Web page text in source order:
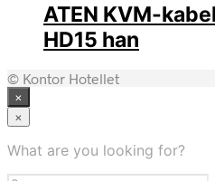
ATEN KVM-
HD15 han
© Kontor Hotellet
×
×
What are you looking for?